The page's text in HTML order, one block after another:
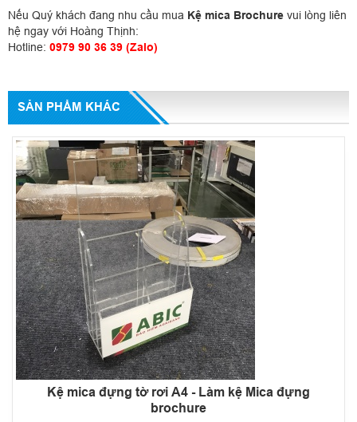
Nếu Quý khách đang nhu cầu mua Kệ mica Brochure vui lòng liên
hệ ngay với Hoàng Thịnh:
Hotline: 0979 90 36 39 (Zalo)
SẢN PHẨM KHÁC
Kệ mica đựng tờ rơi A4 - Làm kệ Mica đựng
brochure